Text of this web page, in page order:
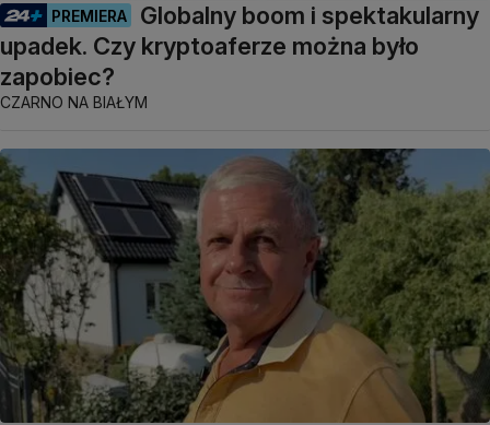
PREMIERA
Globalny boom i spektakularny
upadek. Czy kryptoaferze można było
zapobiec?
CZARNO NA BIAŁYM